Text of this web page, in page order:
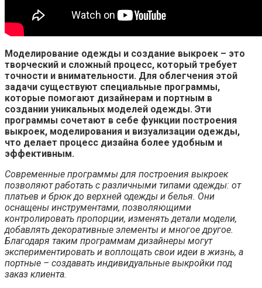
Моделирование одежды и создание выкроек – это
творческий и сложный процесс, который требует
точности и внимательности. Для облегчения этой
задачи существуют специальные программы,
которые помогают дизайнерам и портным в
создании уникальных моделей одежды. Эти
программы сочетают в себе функции построения
выкроек, моделирования и визуализации одежды,
что делает процесс дизайна более удобным и
эффективным.
Современные программы для построения выкроек
позволяют работать с различными типами одежды: от
платьев и брюк до верхней одежды и белья. Они
оснащены инструментами, позволяющими
контролировать пропорции, изменять детали модели,
добавлять декоративные элементы и многое другое.
Благодаря таким программам дизайнеры могут
экспериментировать и воплощать свои идеи в жизнь, а
портные – создавать индивидуальные выкройки под
заказ клиента.